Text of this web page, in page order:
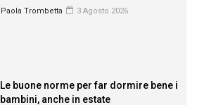
Paola Trombetta 3 Agosto 2026
Le buone norme per far dormire bene i
bambini, anche in estate